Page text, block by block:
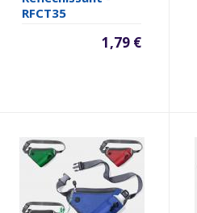
RFCT35
1,79 €